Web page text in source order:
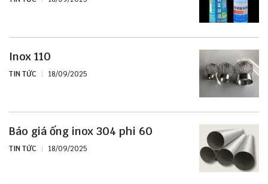
Inox 110
TIN TỨC 18/09/2025
Báo giá ống inox 304 phi 60
TIN TỨC 18/09/2025